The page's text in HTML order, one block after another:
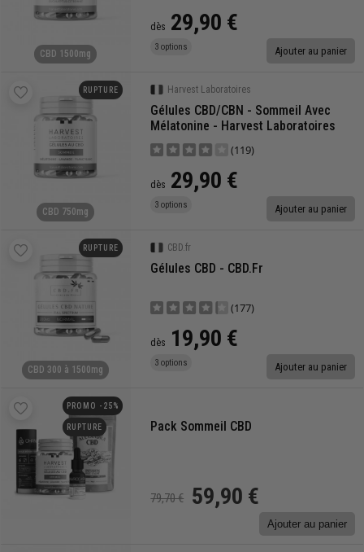
CBD 1500mg
dès 29,90 €
3 options Ajouter au panier
RUPTURE
CBD 750mg
Harvest Laboratoires
Gélules CBD/CBN - Sommeil Avec
Mélatonine - Harvest Laboratoires
(119)
dès 29,90 €
3 options Ajouter au panier
RUPTURE
CBD 300 à 1500mg
CBD.fr
Gélules CBD - CBD.fr
(177)
dès 19,90 €
3 options Ajouter au panier
PROMO -25%
RUPTURE Pack Sommeil CBD
79,70 € 59,90 €
Ajouter au panier